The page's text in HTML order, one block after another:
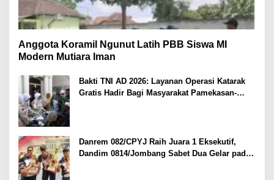
Anggota Koramil Ngunut Latih PBB Siswa MI
Modern Mutiara Iman
Bakti TNI AD 2026: Layanan Operasi Katarak
Gratis Hadir Bagi Masyarakat Pamekasan-
Danrem 082/CPYJ Raih Juara 1 Eksekutif,
Dandim 0814/Jombang Sabet Dua Gelar pada